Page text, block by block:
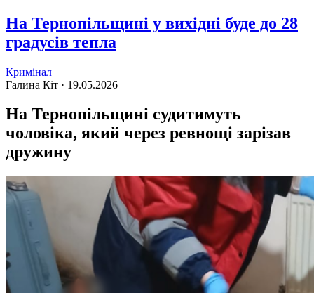
На Тернопільщині у вихідні буде до 28
градусів тепла
Кримінал
Галина Кіт · 19.05.2026
На Тернопільщині судитимуть
чоловіка, який через ревнощі зарізав
дружину